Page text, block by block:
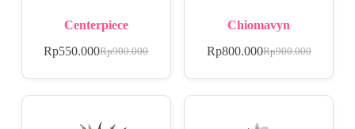
Centerpiece
Rp900.000
Rp550.000
Chiomavyn
Rp900.000
Rp800.000